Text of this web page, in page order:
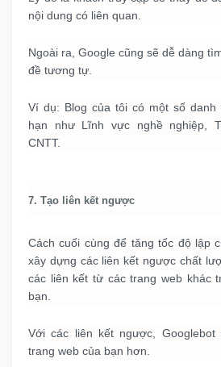
nội dung có liên quan.
Ngoài ra, Google cũng sẽ dễ dàng
đề tương tự.
Ví dụ: Blog của tôi có một số danh
hạn như Lĩnh vực nghề nghiệp,
CNTT.
7. Tạo liên kết ngược
Cách cuối cùng để tăng tốc độ lập
xây dựng các liên kết ngược chất
các liên kết từ các trang web khác
bạn.
Với các liên kết ngược,
trang web của bạn hơn.